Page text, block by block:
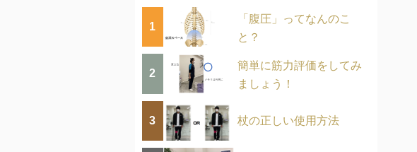
1
「腹圧」ってなんのこ
と？
2
簡単に筋力評価をしてみ
ましょう！
3 杖の正しい使用方法